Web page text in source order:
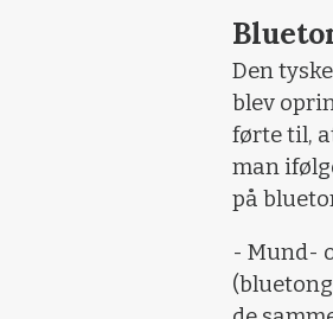
Den
blev
førte til,
man
på
- Mund-